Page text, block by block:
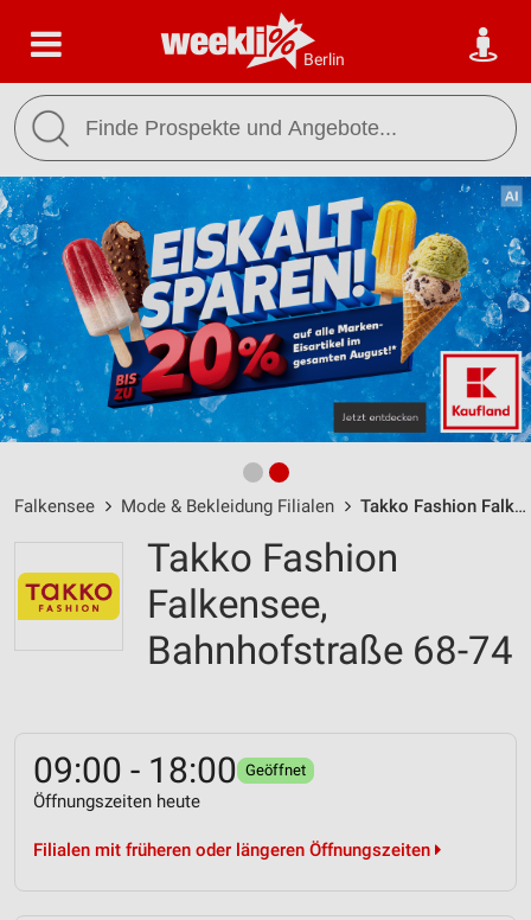
Berlin
Falkensee Mode & Bekleidung Filialen Takko Fashion Falkensee / Bahnhofstraße 68-74 - Öffnungszeiten & Adresse
Takko Fashion
Falkensee,
Bahnhofstraße 68-74
09:00 - 18:00 Geöffnet
Öffnungszeiten heute
Filialen mit früheren oder längeren Öffnungszeiten